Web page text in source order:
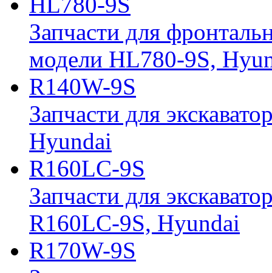
Запчасти для
модели HL780-9S,
R140W-9S
Запчасти для
Hyundai
R160LC-9S
Запчасти для
R160LC-9S, Hyundai
R170W-9S